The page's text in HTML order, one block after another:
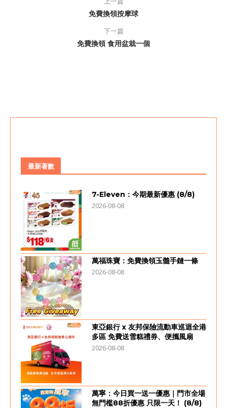
免費換領按摩球
下一篇
免費換領 食用盆栽一個
最新著數
7-Eleven：今期最新優惠 (8/8)
2026-08-08
萬福珠寶：免費換領玉髓手鏈一條
2026-08-08
東亞銀行 x 友邦保險流動車巡迴全港
多區 免費送雪糕禮券、便攜風扇
2026-08-08
萬寧：今日買一送一優惠｜門市全場
無門檻88折優惠 只限一天！ (8/8)